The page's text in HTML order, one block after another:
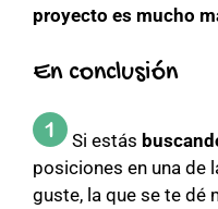
proyecto es mucho
En conclusión
Si estás
posiciones en una de
guste, la que se te dé